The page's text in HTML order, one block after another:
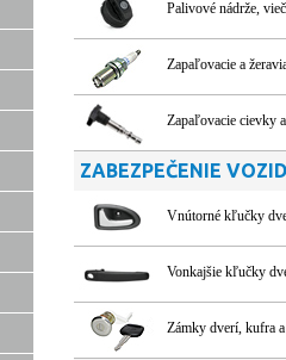
Palivové nádrže,
Zapaľovacie a
Zapaľovacie cievky
ZABEZPEČENIE
Vnútorné kľučky
Vonkajšie kľučky
Zámky dverí, kufra